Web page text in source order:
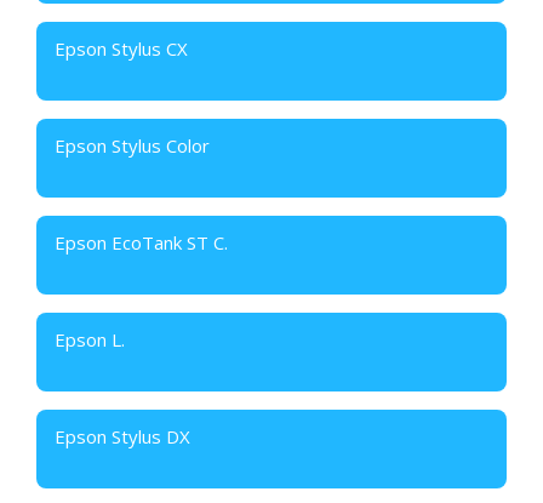
Epson Stylus CX
Epson Stylus Color
Epson EcoTank ST C.
Epson L.
Epson Stylus DX